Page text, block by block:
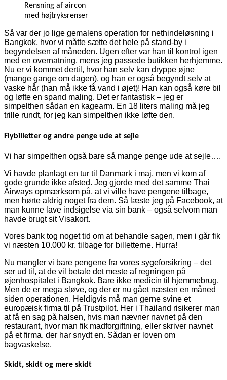
Rensning af aircon
med højtryksrenser
Så var der jo lige gemalens operation for nethindeløsning i
Bangkok, hvor vi måtte sætte det hele på stand-by i
begyndelsen af måneden. Ugen efter var han til kontrol igen
med en overnatning, mens jeg passede butikken herhjemme.
Nu er vi kommet dertil, hvor han selv kan dryppe øjne
(mange gange om dagen), og han er også begyndt selv at
vaske hår (han må ikke få vand i øjet)! Han kan også køre bil
og løfte en spand maling. Det er fantastisk – jeg er
simpelthen sådan en kagearm. En 18 liters maling må jeg
trille rundt, for jeg kan simpelthen ikke løfte den.
Flybilletter og andre penge ude at sejle
Vi har simpelthen også bare så mange penge ude at sejle….
Vi havde planlagt en tur til Danmark i maj, men vi kom af
gode grunde ikke afsted. Jeg gjorde med det samme Thai
Airways opmærksom på, at vi ville have pengene tilbage,
men hørte aldrig noget fra dem. Så læste jeg på Facebook, at
man kunne lave indsigelse via sin bank – også selvom man
havde brugt sit Visakort.
Vores bank tog noget tid om at behandle sagen, men i går fik
vi næsten 10.000 kr. tilbage for billetterne. Hurra!
Nu mangler vi bare pengene fra vores sygeforsikring – det
ser ud til, at de vil betale det meste af regningen på
øjenhospitalet i Bangkok. Bare ikke medicin til hjemmebrug.
Men de er mega sløve, og der er nu gået næsten en måned
siden operationen. Heldigvis må man gerne svine et
europæisk firma til på Trustpilot. Her i Thailand risikerer man
at få en sag på halsen, hvis man nævner navnet på den
restaurant, hvor man fik madforgiftning, eller skriver navnet
på et firma, der har snydt en. Sådan er loven om
bagvaskelse.
Skidt, skidt og mere skidt